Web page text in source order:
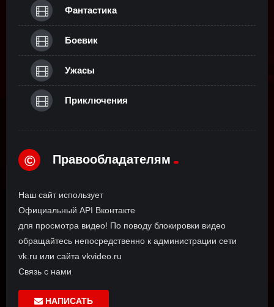
Фантастика
Боевик
Ужасы
Приключения
© Правообладателям
Наш сайт использует
Официальный API Вконтакте
для просмотра видео! По поводу блокировки видео
обращайтесь непосредственно к администрации сети
vk.ru или сайта vkvideo.ru
Связь с нами
НАПИСАТЬ